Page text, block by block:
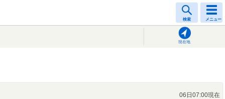
検索 メニュー
現在地
06日07:00現在